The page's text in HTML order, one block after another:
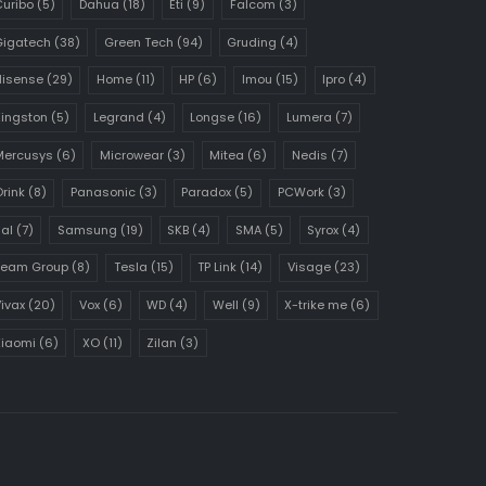
(5) Dahua (18) Eti (9) Falcom (3)
(38) Green Tech (94) Gruding (4)
(29) Home(11) HP (6) Imou (15) Ipro (4)
(5) Legrand (4) Longse (16) Lumera (7)
(6) Microwear(3) Mitea (6) Nedis (7)
(8) Panasonic(3) Paradox (5) PCWork(3)
(7) Samsung (19) SKB (4) SMA(5) Syrox (4)
Group(8) Tesla (15) TP Link (14) Visage(23)
(20) Vox(6) WD (4) Well (9) X-trike me (6)
(6) XO(11) Zilan (3)